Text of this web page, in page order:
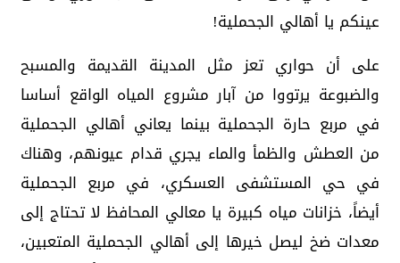
عينكم يا أهالي الجحملية!
على أن حواري تعز مثل المدينة القديمة والمسبح
والضبوعة يرتووا من آبار مشروع المياه الواقع أساسا
في مربع حارة الجحملية بينما يعاني أهالي الجحملية
من العطش والظمأ والماء يجري قدام عيونهم، وهناك
في حي المستشفى العسكري، في مربع الجحملية
أيضاً، خزانات مياه كبيرة يا معالي المحافظ لا تحتاج إلى
معدات ضخ ليصل خيرها إلى أهالي الجحملية المتعبين،